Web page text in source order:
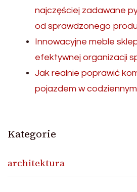
najczęściej zadawane
od sprawdzonego
Innowacyjne meble
efektywnej organizacji
Jak realnie poprawić
pojazdem w
Kategorie
architektura